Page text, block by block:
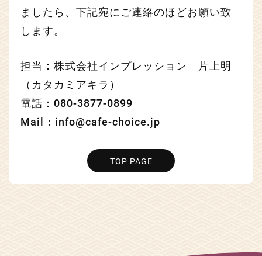
ましたら、下記宛にご連絡のほどお願い致
します。
担当：株式会社インプレッション 片上明
（カタカミアキラ）
電話：080-3877-0899
Mail：info@cafe-choice.jp
TOP PAGE